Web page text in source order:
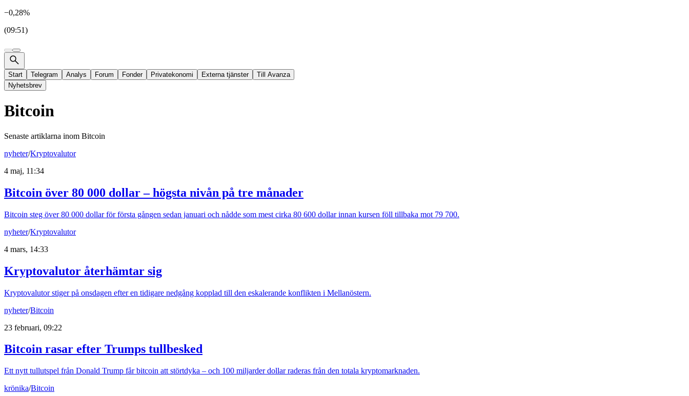
−0,28%
(09:51)
Start Telegram Analys Forum Fonder Privatekonomi Externa tjänster
Till Avanza
Nyhetsbrev
Bitcoin
Senaste artiklarna inom Bitcoin
nyheter/Kryptovalutor
4 maj, 11:34
Bitcoin över 80 000 dollar – högsta nivån på tre månader
Bitcoin steg över 80 000 dollar för första gången sedan januari och nådde som mest cirka 80 600 dollar innan kursen föll tillbaka mot 79 700.
nyheter/Kryptovalutor
4 mars, 14:33
Kryptovalutor återhämtar sig
Kryptovalutor stiger på onsdagen efter en tidigare nedgång kopplad till den eskalerande konflikten i Mellanöstern.
nyheter/Bitcoin
23 februari, 09:22
Bitcoin rasar efter Trumps tullbesked
Ett nytt tullutspel från Donald Trump får bitcoin att störtdyka – och 100 miljarder dollar raderas från den totala kryptomarknaden.
krönika/Bitcoin